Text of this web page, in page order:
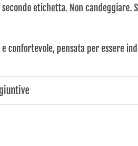
secondo etichetta. Non
e confortevole, pensata per essere